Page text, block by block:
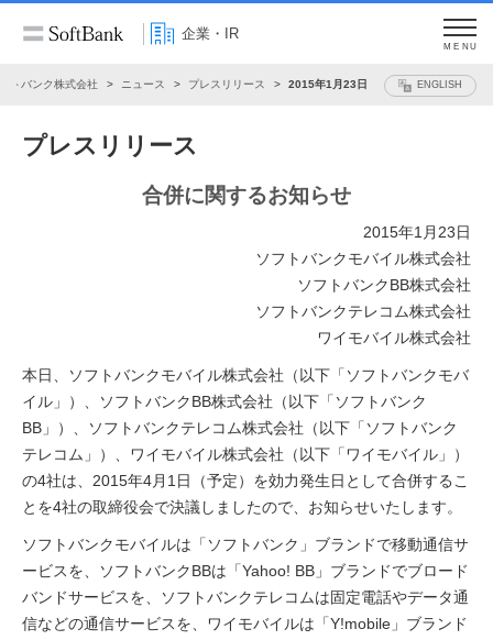
企業・IR
MENU
トバンク株式会社 ニュース プレスリリース 2015年1月23日 ENGLISH
プレスリリース
合併に関するお知らせ
2015年1月23日
ソフトバンクモバイル株式会社
ソフトバンクBB株式会社
ソフトバンクテレコム株式会社
ワイモバイル株式会社
本日、ソフトバンクモバイル株式会社（以下「ソフトバンクモバ
イル」）、ソフトバンクBB株式会社（以下「ソフトバンク
BB」）、ソフトバンクテレコム株式会社（以下「ソフトバンク
テレコム」）、ワイモバイル株式会社（以下「ワイモバイル」）
の4社は、2015年4月1日（予定）を効力発生日として合併するこ
とを4社の取締役会で決議しましたので、お知らせいたします。
ソフトバンクモバイルは「ソフトバンク」ブランドで移動通信サ
ービスを、ソフトバンクBBは「Yahoo! BB」ブランドでブロード
バンドサービスを、ソフトバンクテレコムは固定電話やデータ通
信などの通信サービスを、ワイモバイルは「Y!mobile」ブランド